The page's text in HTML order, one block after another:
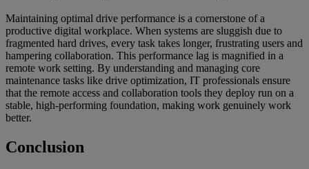
Maintaining optimal drive performance is a cornerstone of a
productive digital workplace. When systems are sluggish due to
fragmented hard drives, every task takes longer, frustrating users and
hampering collaboration. This performance lag is magnified in a
remote work setting. By understanding and managing core
maintenance tasks like drive optimization, IT professionals ensure
that the remote access and collaboration tools they deploy run on a
stable, high-performing foundation, making work genuinely work
better.
Conclusion